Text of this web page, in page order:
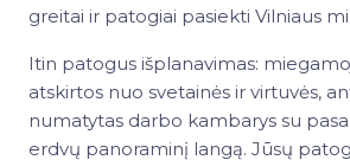
greitai ir patogiai pasiekti Vilniaus
Itin patogus išplanavimas:
atskirtos nuo svetainės ir virtuvės,
numatytas darbo kambarys su
erdvų panoraminį langą. Jūsų